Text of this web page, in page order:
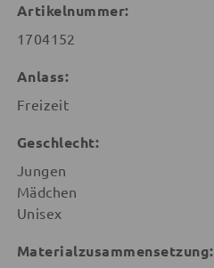
Artikelnummer:
1704152
Anlass:
Freizeit
Geschlecht:
Jungen
Mädchen
Unisex
Materialzusammensetzung: